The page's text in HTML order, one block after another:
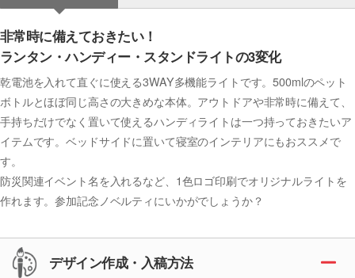
非常時に備えておきたい！
ランタン・ハンディー・スタンドライトの3変化
乾電池を入れて直ぐに使える3WAY多機能ライトです。500mlのペット
ボトルとほぼ同じ高さの大きめな本体。アウトドアや非常時に備えて、
手持ちだけでなく置いて使えるハンディライトは一つ持っておきたいア
イテムです。ベッドサイドに置いて寝室のインテリアにもおススメで
す。
防災関連イベント名を入れるなど、1色ロゴ印刷でオリジナルライトを
作れます。参加記念ノベルティにいかがでしょうか？
デザイン作成・入稿方法